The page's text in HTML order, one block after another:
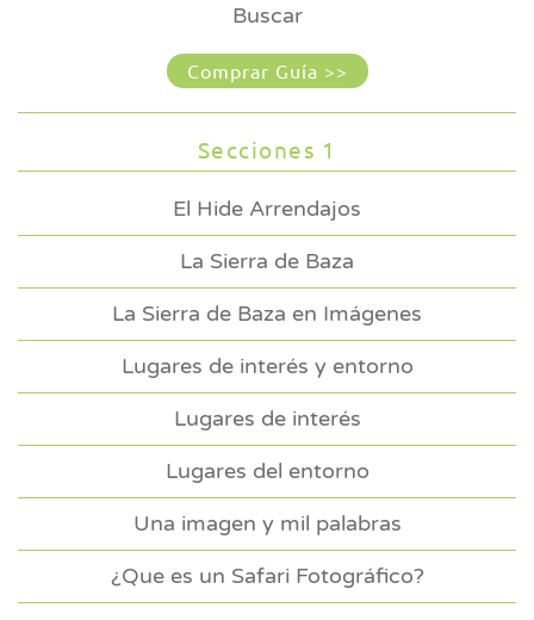
Buscar
Comprar Guía >>
Secciones 1
El Hide Arrendajos
La Sierra de Baza
La Sierra de Baza en Imágenes
Lugares de interés y entorno
Lugares de interés
Lugares del entorno
Una imagen y mil palabras
¿Que es un Safari Fotográfico?